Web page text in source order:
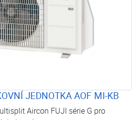
JEDNOTKA AOF MI-KB
Aircon FUJI série G pro